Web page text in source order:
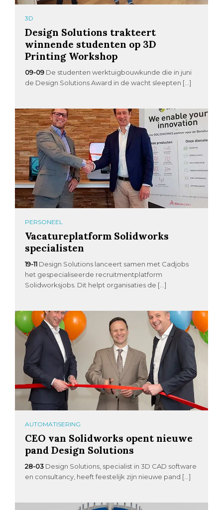
3D
Design Solutions trakteert
winnende studenten op 3D
Printing Workshop
09-09 De studenten werktuigbouwkunde die in juni
de Design Solutions Award in de wacht sleepten […]
PERSONEEL
Vacatureplatform Solidworks
specialisten
19-11 Design Solutions lanceert samen met Cadjobs
het gespecialiseerde recruitmentplatform
Solidworksjobs. Dit helpt organisaties de […]
AUTOMATISERING
CEO van Solidworks opent nieuwe
pand Design Solutions
28-03 Design Solutions, specialist in 3D CAD software
en consultancy, heeft feestelijk zijn nieuwe pand […]